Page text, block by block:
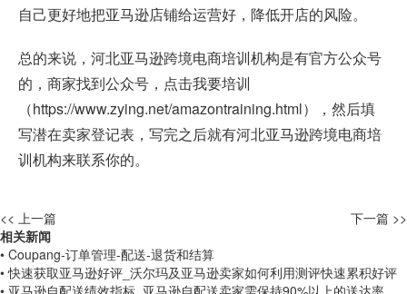
自己更好地把亚马逊店铺给运营好，降低开店的风险。
总的来说，河北亚马逊跨境电商培训机构是有官方公众号
的，商家找到公众号，点击我要培训
（https://www.zying.net/amazontraining.html），然后填
写潜在卖家登记表，写完之后就有河北亚马逊跨境电商培
训机构来联系你的。
<< 上一篇
下一篇 >>
相关新闻
• Coupang-订单管理-配送-退货和结算
• 快速获取亚马逊好评_沃尔玛及亚马逊卖家如何利用测评快速累积好评
• 亚马逊自配送绩效指标_亚马逊自配送卖家需保持90%以上的送达率